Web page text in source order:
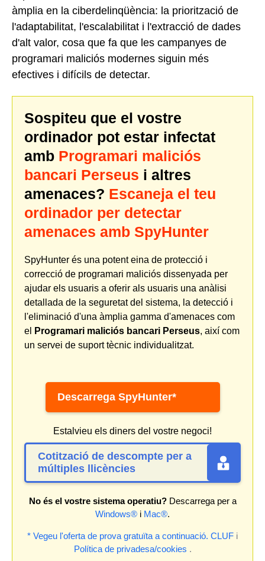
àmplia en la ciberdelinqüència: la priorització de
l'adaptabilitat, l'escalabilitat i l'extracció de dades
d'alt valor, cosa que fa que les campanyes de
programari maliciós modernes siguin més
efectives i difícils de detectar.
Sospiteu que el vostre
ordinador pot estar infectat
amb Programari maliciós
bancari Perseus i altres
amenaces? Escaneja el teu
ordinador per detectar
amenaces amb SpyHunter
SpyHunter és una potent eina de protecció i
correcció de programari maliciós dissenyada per
ajudar els usuaris a oferir als usuaris una anàlisi
detallada de la seguretat del sistema, la detecció i
l'eliminació d'una àmplia gamma d'amenaces com
el
Programari maliciós bancari Perseus, així com
un servei de suport tècnic individualitzat.
Descarrega SpyHunter*
Estalvieu els diners del vostre negoci!
Cotització de descompte per a
múltiples llicències
No és el vostre sistema operatiu?Descarrega per a
Windows® i Mac®.
* Vegeu l'oferta de prova gratuïta a continuació. CLUF i
Política de privadesa/cookies .